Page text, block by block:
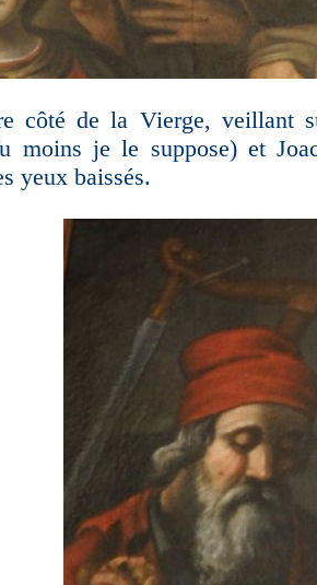
côté de la Vierge, veillant
moins je le suppose) et
yeux baissés.